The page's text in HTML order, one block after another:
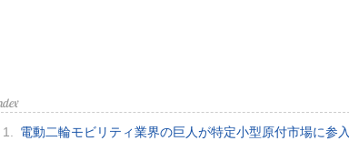
広告掲載について
電動二輪モビリティ業界の巨人が特定小型原付市場に参入